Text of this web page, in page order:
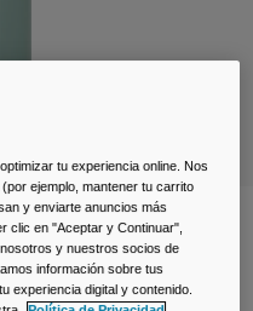
Chug 750 ml –
tu experiencia online. Nos
ejemplo, mantener tu carrito
y enviarte anuncios más
clic en "Aceptar y Continuar",
y nuestros socios de
información sobre tus
experiencia digital y contenido.